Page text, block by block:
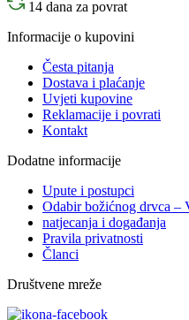
14 dana za povrat
Informacije o kupovini
Česta pitanja
Dostava i plaćanje
Uvjeti kupovine
Reklamacije i povrati
Kontakt
Dodatne informacije
Upute i postupci
Odabir božićnog drvca –
natjecanja i događanja
Pravila privatnosti
Članci
Društvene mreže